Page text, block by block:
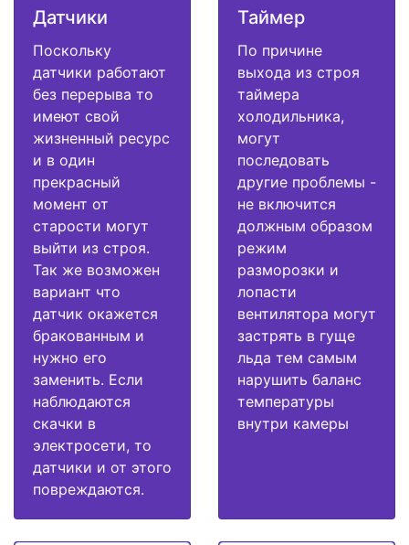
Датчики
Поскольку
датчики работают
без перерыва то
имеют свой
жизненный ресурс
и в один
прекрасный
момент от
старости могут
выйти из строя.
Так же возможен
вариант что
датчик окажется
бракованным и
нужно его
заменить. Если
наблюдаются
скачки в
электросети, то
датчики и от этого
повреждаются.
Таймер
По причине
выхода из строя
таймера
холодильника,
могут
последовать
другие проблемы -
не включится
должным образом
режим
разморозки и
лопасти
вентилятора могут
застрять в гуще
льда тем самым
нарушить баланс
температуры
внутри камеры